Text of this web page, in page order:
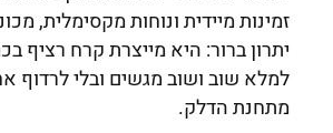
זמינות מיידית ונוחות מקסימלית,
יתרון ברור: היא מייצרת קרח רציף
למלא שוב ושוב מגשים ובלי לרדוף
מתחנת הדלק.